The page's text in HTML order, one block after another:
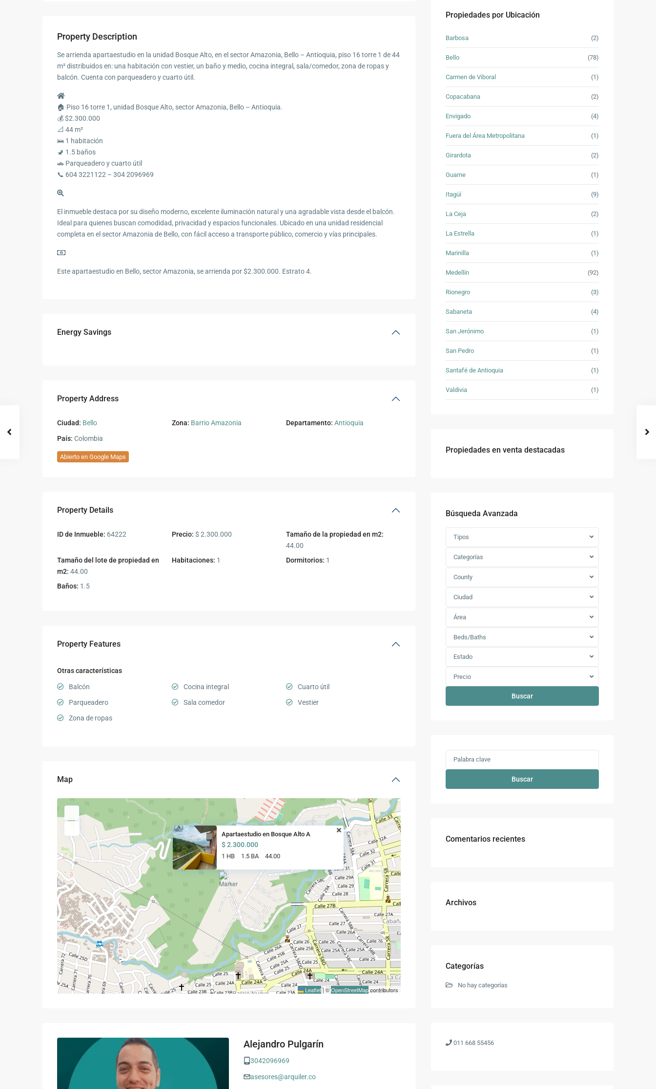
Property Description
Se arrienda apartaestudio en la unidad Bosque Alto, en el sector Amazonia, Bello – Antioquia, piso 16 torre 1 de 44
m² distribuidos en: una habitación con vestier, un baño y medio, cocina integral, sala/comedor, zona de ropas y
balcón. Cuenta con parqueadero y cuarto útil.
🏠 Piso 16 torre 1, unidad Bosque Alto, sector Amazonia, Bello – Antioquia.
💰 $2.300.000
📐 44 m²
🛌 1 habitación
🚽 1.5 baños
🚗 Parqueadero y cuarto útil
📞 604 3221122 – 304 2096969
El inmueble destaca por su diseño moderno, excelente iluminación natural y una agradable vista desde el balcón.
Ideal para quienes buscan comodidad, privacidad y espacios funcionales. Ubicado en una unidad residencial
completa en el sector Amazonia de Bello, con fácil acceso a transporte público, comercio y vías principales.
Este apartaestudio en Bello, sector Amazonia, se arrienda por $2.300.000. Estrato 4.
Energy Savings
Property Address
Ciudad: Bello Zona: Barrio Amazonia Departamento: Antioquia
País: Colombia
Abierto en Google Maps
Property Details
ID de Inmueble: 64222 Precio: $ 2.300.000
Tamaño de la propiedad en m2:
44.00
Tamaño del lote de propiedad en
m2: 44.00
Habitaciones: 1 Dormitorios: 1
Baños: 1.5
Property Features
Otras características
Balcón Cocina integral
Cuarto útil
Parqueadero
Sala comedor
Vestier
Zona de ropas
Map
Apartaestudio en Bosque Alto A
$ 2.300.000
1 HB 1.5 BA 44.00
Leaflet|©OpenStreetMapcontributors
Alejandro Pulgarín
3042096969
asesores@arquiler.co
Propiedades por Ubicación
Barbosa (2)
Bello (78)
Carmen de Viboral (1)
Copacabana (2)
Envigado (4)
Fuera del Área Metropolitana (1)
Girardota (2)
Guarne (1)
Itagüí (9)
La Ceja (2)
La Estrella (1)
Marinilla (1)
Medellín (92)
Rionegro (3)
Sabaneta (4)
San Jerónimo (1)
San Pedro (1)
Santafé de Antioquia (1)
Valdivia (1)
Propiedades en venta destacadas
Búsqueda Avanzada
Tipos
Categorías
County
Ciudad
Área
Beds/Baths
Estado
Precio
Buscar
Buscar
Comentarios recientes
Archivos
Categorías
No hay categorías
011 668 55456